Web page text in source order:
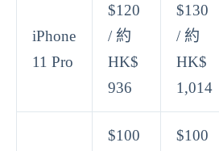
iPhone
11 Pro
$120
/ 約
HK$
936
$130
/ 約
HK$
1,014
$100
$100